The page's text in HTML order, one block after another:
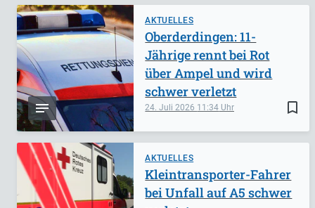
AKTUELLES
bookmark_border
24. Juli 2026 11:34
Oberderdingen: 11-
Jährige rennt bei Rot
über Ampel und wird
schwer verletzt
AKTUELLES
Kleintransporter-Fahrer
bei Unfall auf A5 schwer